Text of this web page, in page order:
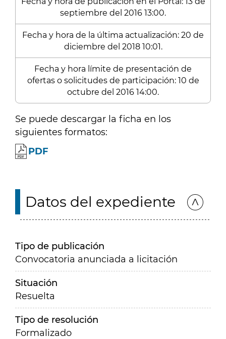
septiembre del 2016 13:00.
Fecha y hora de la última actualización: 20 de
diciembre del 2018 10:01.
Fecha y hora límite de presentación de
ofertas o solicitudes de participación: 10 de
octubre del 2016 14:00.
Se puede descargar la ficha en los
siguientes formatos:
PDF
Datos del expediente
Tipo de publicación
Convocatoria anunciada a licitación
Situación
Resuelta
Tipo de resolución
Formalizado